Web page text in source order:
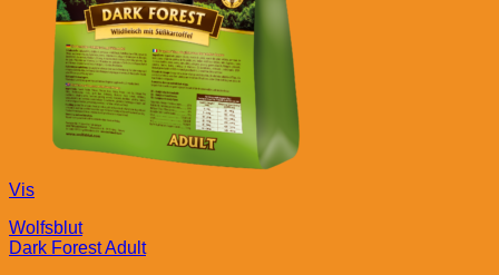
Vis
Wolfsblut
Dark Forest Adult